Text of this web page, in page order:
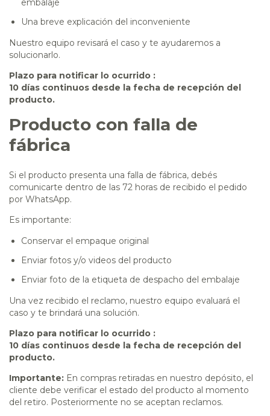
embalaje
Una breve explicación del inconveniente
Nuestro equipo revisará el caso y te ayudaremos a
solucionarlo.
Plazo para notificar lo ocurrido :
10 días continuos desde la fecha de recepción del
producto.
Producto con falla de
fábrica
Si el producto presenta una falla de fábrica, debés
comunicarte dentro de las 72 horas de recibido el pedido
por WhatsApp.
Es importante:
Conservar el empaque original
Enviar fotos y/o videos del producto
Enviar foto de la etiqueta de despacho del embalaje
Una vez recibido el reclamo, nuestro equipo evaluará el
caso y te brindará una solución.
Plazo para notificar lo ocurrido :
10 días continuos desde la fecha de recepción del
producto.
Importante: En compras retiradas en nuestro depósito, el
cliente debe verificar el estado del producto al momento
del retiro. Posteriormente no se aceptan reclamos.